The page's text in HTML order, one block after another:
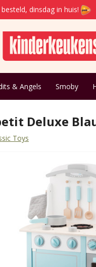
dinsdag in huis!
& Angels Smoby
Deluxe
Toys